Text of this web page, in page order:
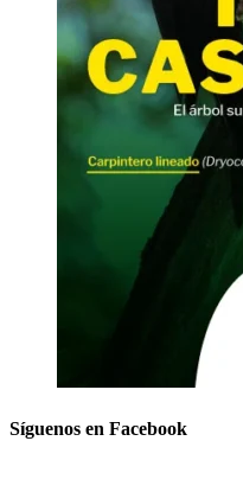
Síguenos en Facebook